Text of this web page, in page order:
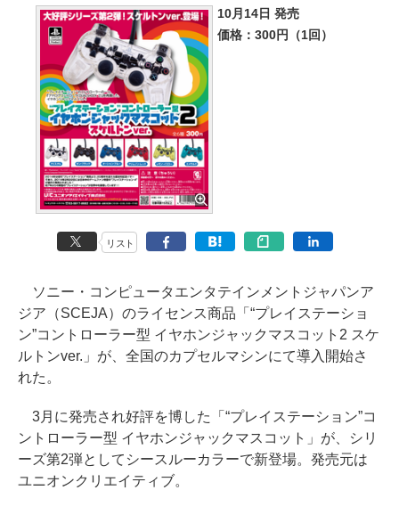
10月14日 発売
価格：300円（1回）
リスト
ソニー・コンピュータエンタテインメントジャパンア
ジア（SCEJA）のライセンス商品「“プレイステーショ
ン”コントローラー型 イヤホンジャックマスコット2 スケ
ルトンver.」が、全国のカプセルマシンにて導入開始さ
れた。
3月に発売され好評を博した「“プレイステーション”コ
ントローラー型 イヤホンジャックマスコット」が、シリ
ーズ第2弾としてシースルーカラーで新登場。発売元は
ユニオンクリエイティブ。